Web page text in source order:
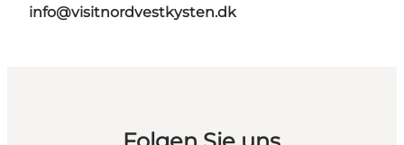
info@visitnordvestkysten.dk